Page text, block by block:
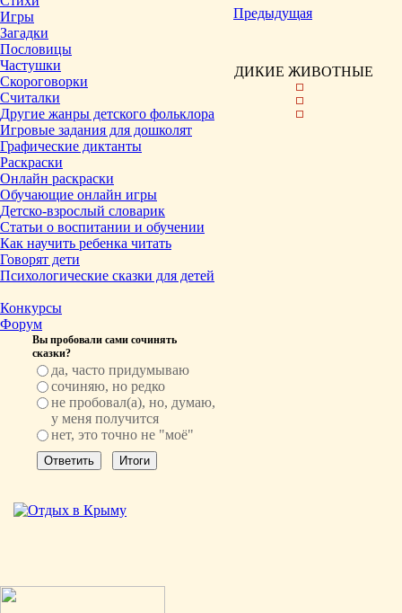
Игры
Загадки
Пословицы
Частушки
Скороговорки
Считалки
Другие жанры детского фольклора
Игровые задания для дошколят
Графические диктанты
Раскраски
Онлайн раскраски
Обучающие онлайн игры
Детско-взрослый словарик
Статьи о воспитании и обучении
Как научить ребенка читать
Говорят дети
Психологические сказки для детей
Конкурсы
Форум
Вы пробовали сами сочинять
сказки?
да, часто придумываю
сочиняю, но редко
не пробовал(а), но, думаю,
у меня получится
нет, это точно не "моё"
Предыдущая
ДИКИЕ ЖИВОТНЫЕ